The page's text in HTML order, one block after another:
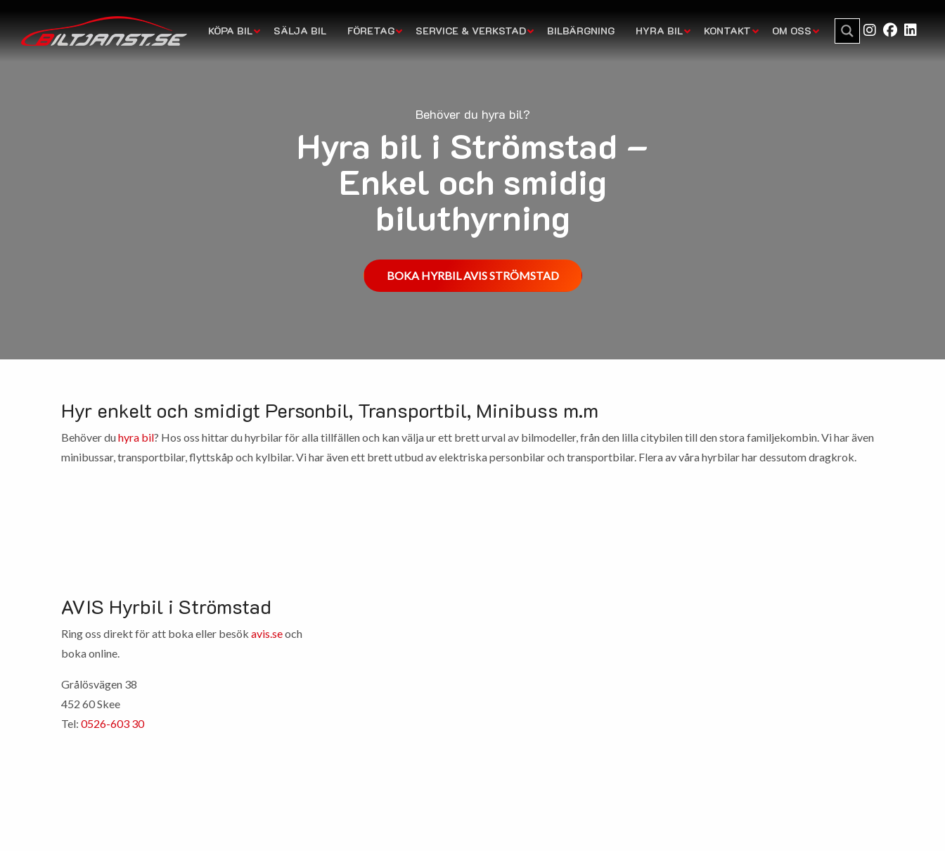
KÖPA BIL SÄLJA BIL FÖRETAG SERVICE & VERKSTAD BILBÄRGNING HYRA BIL KONTAKT OM OSS
Behöver du hyra bil?
Hyra bil i Strömstad –
Enkel och smidig
biluthyrning
BOKA HYRBIL AVIS STRÖMSTAD
Hyr enkelt och smidigt Personbil, Transportbil, Minibuss m.m
Behöver duhyra bil? Hos oss hittar du hyrbilar för alla tillfällen och kan välja ur ett brett urval av bilmodeller, från den lilla citybilen till den stora familjekombin. Vi har även
minibussar, transportbilar, flyttskåp och kylbilar. Vi har även ett brett utbud av elektriska personbilar och transportbilar. Flera av våra hyrbilar har dessutom dragkrok.
AVIS Hyrbil i Strömstad
Ring oss direkt för att boka eller besök avis.seoch
boka online.
Grålösvägen 38
452 60 Skee
Tel: 0526-603 30